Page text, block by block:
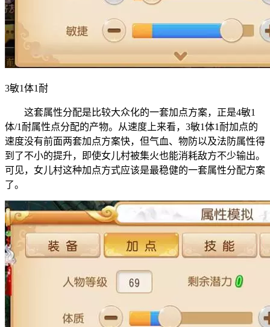
3敏1体1耐
这套属性分配是比较大众化的一套加点方案，正是4敏1
体/1耐属性点分配的产物。从速度上来看，3敏1体1耐加点的
速度没有前面两套加点方案快，但气血、物防以及法防属性得
到了不小的提升，即使女儿村被集火也能消耗敌方不少输出。
可见，女儿村这种加点方式应该是最稳健的一套属性分配方案
了。